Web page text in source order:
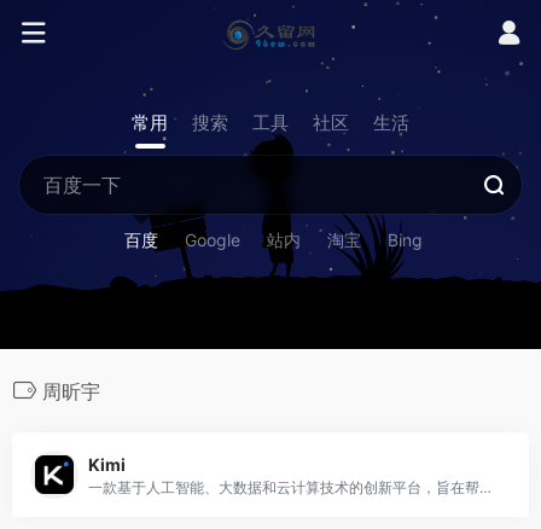
常用 搜索 工具 社区 生活
百度 Google 站内 淘宝 Bing
周昕宇
Kimi
一款基于人工智能、大数据和云计算技术的创新平台，旨在帮助用户解决复杂问题，实现前沿技术的应用。